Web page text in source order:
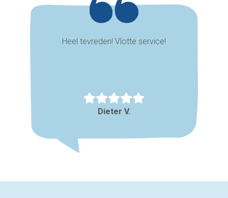
Heel tevreden! Vlotte service!
Dieter V.